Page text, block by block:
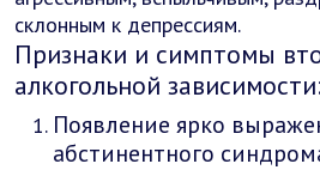
склонным к депрессиям.
Признаки и симптомы
алкогольной
Появление ярко
абстинентного